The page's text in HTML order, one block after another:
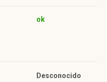
ok
Desconocido